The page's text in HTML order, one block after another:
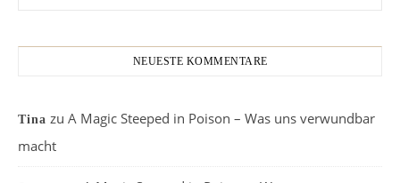
NEUESTE KOMMENTARE
Tina zu A Magic Steeped in Poison – Was uns verwundbar
macht